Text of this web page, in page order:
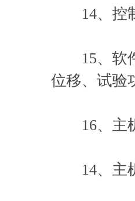
14、控制
15、软件
位移、试验
16、主机
14、主机